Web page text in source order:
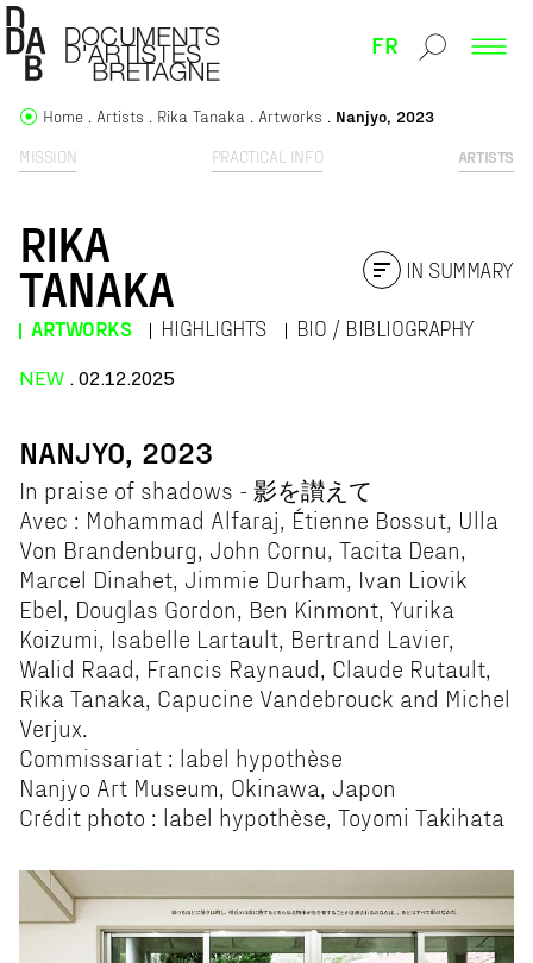
FR
MISSION PRACTICAL INFO ARTISTS
Home Artists Rika Tanaka Artworks Nanjyo, 2023
RIKA
TANAKA
ARTWORKS HIGHLIGHTS BIO / BIBLIOGRAPHY
IN SUMMARY
NEW . 02.12.2025
NANJYO, 2023
In praise of shadows - 影を讃えて
Avec : Mohammad Alfaraj, Étienne Bossut, Ulla
Von Brandenburg, John Cornu, Tacita Dean,
Marcel Dinahet, Jimmie Durham, Ivan Liovik
Ebel, Douglas Gordon, Ben Kinmont, Yurika
Koizumi, Isabelle Lartault, Bertrand Lavier,
Walid Raad, Francis Raynaud, Claude Rutault,
Rika Tanaka, Capucine Vandebrouck and Michel
Verjux.
Commissariat : label hypothèse
Nanjyo Art Museum, Okinawa, Japon
Crédit photo : label hypothèse, Toyomi Takihata